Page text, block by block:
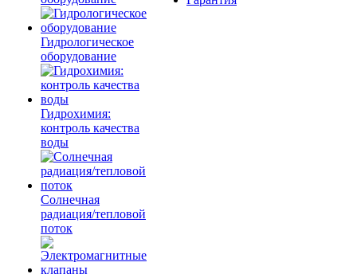
Гидрологическое
оборудование
Гидрохимия:
контроль качества
воды
Солнечная
радиация/тепловой
поток